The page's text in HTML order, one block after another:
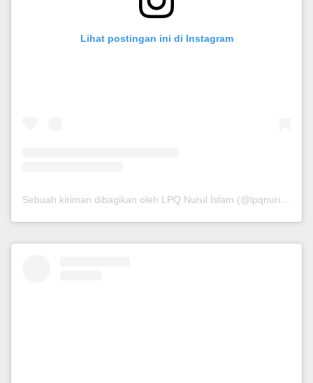
Lihat postingan ini di Instagram